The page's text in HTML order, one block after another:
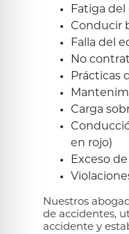
Fatiga
Conducir
Falla del
No
Prácticas
Carga
en rojo)
Exceso
Nuestros
de accidentes,
accidente y